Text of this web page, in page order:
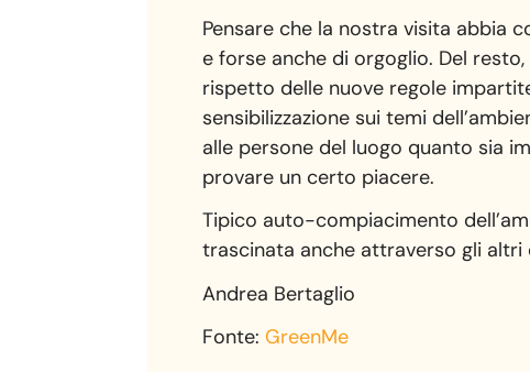
Pensare che la nostra visita abbia
e forse anche di orgoglio. Del
rispetto delle nuove regole
sensibilizzazione sui temi
alle persone del luogo quanto sia
provare un certo piacere.
Tipico auto-compiacimento
trascinata anche attraverso gli
Andrea Bertaglio
Fonte:GreenMe